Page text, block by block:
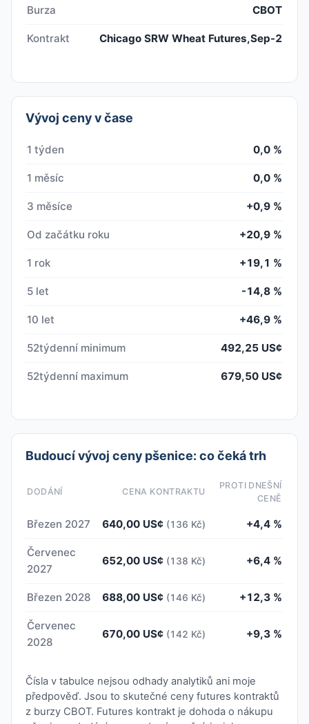
Burza CBOT
Kontrakt Chicago SRW Wheat Futures,Sep-2
Vývoj ceny v čase
1 týden 0,0 %
1 měsíc 0,0 %
3 měsíce +0,9 %
Od začátku roku +20,9 %
1 rok +19,1 %
5 let -14,8 %
10 let +46,9 %
52týdenní minimum 492,25 US¢
52týdenní maximum 679,50 US¢
Budoucí vývoj ceny pšenice: co čeká trh
DODÁNÍ CENA KONTRAKTU
PROTI DNEŠNÍ
CENĚ
Březen 2027 640,00 US¢ (136 Kč) +4,4 %
Červenec
2027
652,00 US¢ (138 Kč) +6,4 %
Březen 2028 688,00 US¢ (146 Kč) +12,3 %
Červenec
2028
670,00 US¢ (142 Kč) +9,3 %
Čísla v tabulce nejsou odhady analytiků ani moje
předpověď. Jsou to skutečné ceny futures kontraktů
z burzy CBOT. Futures kontrakt je dohoda o nákupu